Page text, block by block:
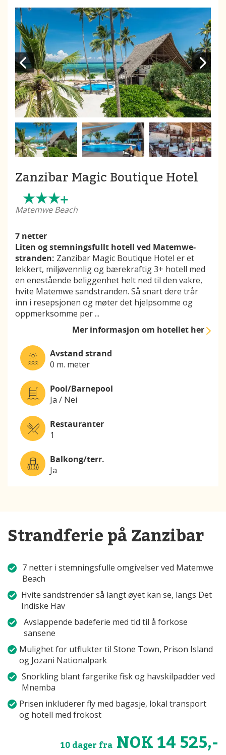
Zanzibar Magic Boutique Hotel
Matemwe Beach
7 netter
Liten og stemningsfullt hotell ved Matemwe-
stranden: Zanzibar Magic Boutique Hotel er et
lekkert, miljøvennlig og bærekraftig 3+ hotell med
en enestående beliggenhet helt ned til den vakre,
hvite Matemwe sandstranden. Så snart dere trår
inn i resepsjonen og møter det hjelpsomme og
oppmerksomme per...
Mer informasjonom hotellet her
Avstand strand
0 m. meter
Pool/Barnepool
Ja / Nei
Restauranter
1
Balkong/terr.
Ja
Strandferie på Zanzibar
7 netter i stemningsfulle omgivelser ved Matemwe
Beach
Hvite sandstrender så langt øyet kan se, langs Det
Indiske Hav
Avslappende badeferie med tid til å forkose
sansene
Mulighet for utflukter til Stone Town, Prison Island
og Jozani Nationalpark
Snorkling blant fargerike fisk og havskilpadder ved
Mnemba
Prisen inkluderer fly med bagasje, lokal transport
og hotell med frokost
10 dager fra NOK 14 525,-